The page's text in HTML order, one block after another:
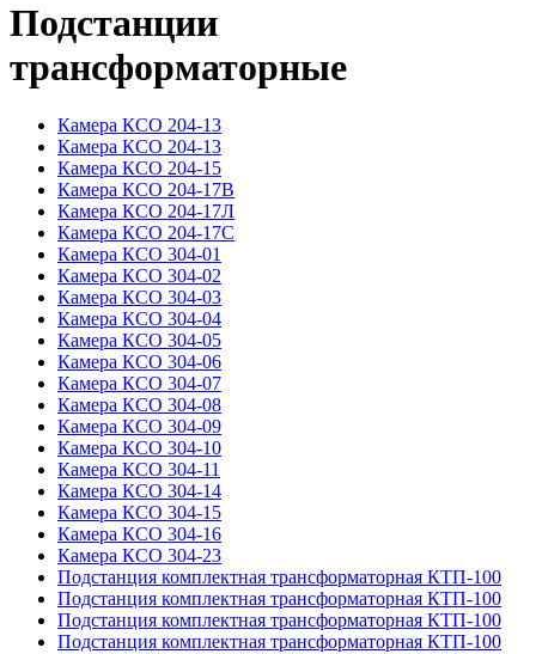
Подстанции
трансформаторные
Камера КСО 204-13
Камера КСО 204-13
Камера КСО 204-15
Камера КСО 204-17В
Камера КСО 204-17Л
Камера КСО 204-17С
Камера КСО 304-01
Камера КСО 304-02
Камера КСО 304-03
Камера КСО 304-04
Камера КСО 304-05
Камера КСО 304-06
Камера КСО 304-07
Камера КСО 304-08
Камера КСО 304-09
Камера КСО 304-10
Камера КСО 304-11
Камера КСО 304-14
Камера КСО 304-15
Камера КСО 304-16
Камера КСО 304-23
Подстанция комплектная трансформаторная КТП-100
Подстанция комплектная трансформаторная КТП-100
Подстанция комплектная трансформаторная КТП-100
Подстанция комплектная трансформаторная КТП-100